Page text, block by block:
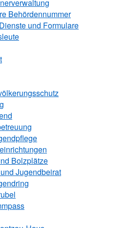
Behördennummer
und Formulare
Bolzplätze
Jugendbeirat